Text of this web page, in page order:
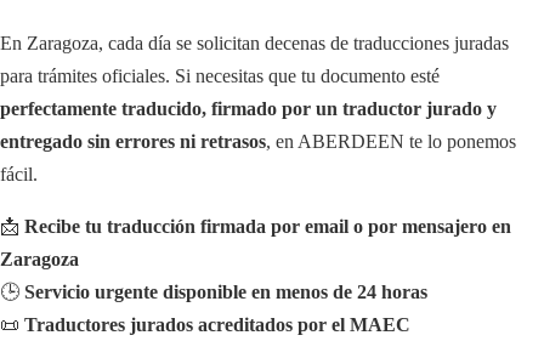
En Zaragoza, cada día se solicitan decenas de traducciones juradas
para trámites oficiales. Si necesitas que tu documento esté
perfectamente traducido, firmado por un traductor jurado y
entregado sin errores ni retrasos, en ABERDEEN te lo ponemos
fácil.
📩 Recibe tu traducción firmada por email o por mensajero en
Zaragoza
🕒 Servicio urgente disponible en menos de 24 horas
📜 Traductores jurados acreditados por el MAEC